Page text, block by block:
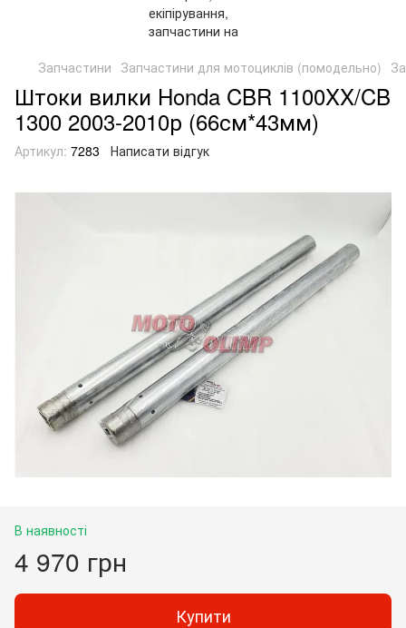
Запчастини Запчастини для мотоциклів (помодельно)
Штоки вилки Honda CBR 1100XX/CB
1300 2003-2010р (66см*43мм)
Артикул: 7283 Написати відгук
В наявності
4 970 грн
Купити